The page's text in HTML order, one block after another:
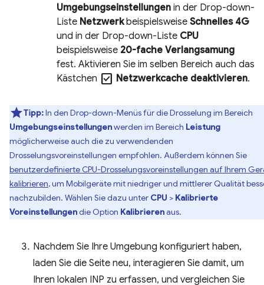
Umgebungseinstellungen in der Drop-down-
Liste Netzwerkbeispielsweise Schnelles 4G
und in der Drop-down-Liste CPU
beispielsweise 20-fache Verlangsamung
fest. Aktivieren Sie im selben Bereich auch das
Kästchen check_box Netzwerkcache deaktivieren.
Tipp:In den Drop-down-Menüs für die Drosselung im Bereich
Umgebungseinstellungenwerden im Bereich Leistung
möglicherweise auch die zu verwendenden
Drosselungsvoreinstellungen empfohlen. Außerdem können Sie
benutzerdefinierte CPU-Drosselungsvoreinstellungen auf Ihrem
kalibrieren, um Mobilgeräte mit niedriger und mittlerer Qualität
nachzubilden. Wählen Sie dazu unter CPU > Kalibrierte
Voreinstellungendie Option Kalibrierenaus.
Nachdem Sie Ihre Umgebung konfiguriert haben,
laden Sie die Seite neu, interagieren Sie damit, um
Ihren lokalen INP zu erfassen, und vergleichen Sie